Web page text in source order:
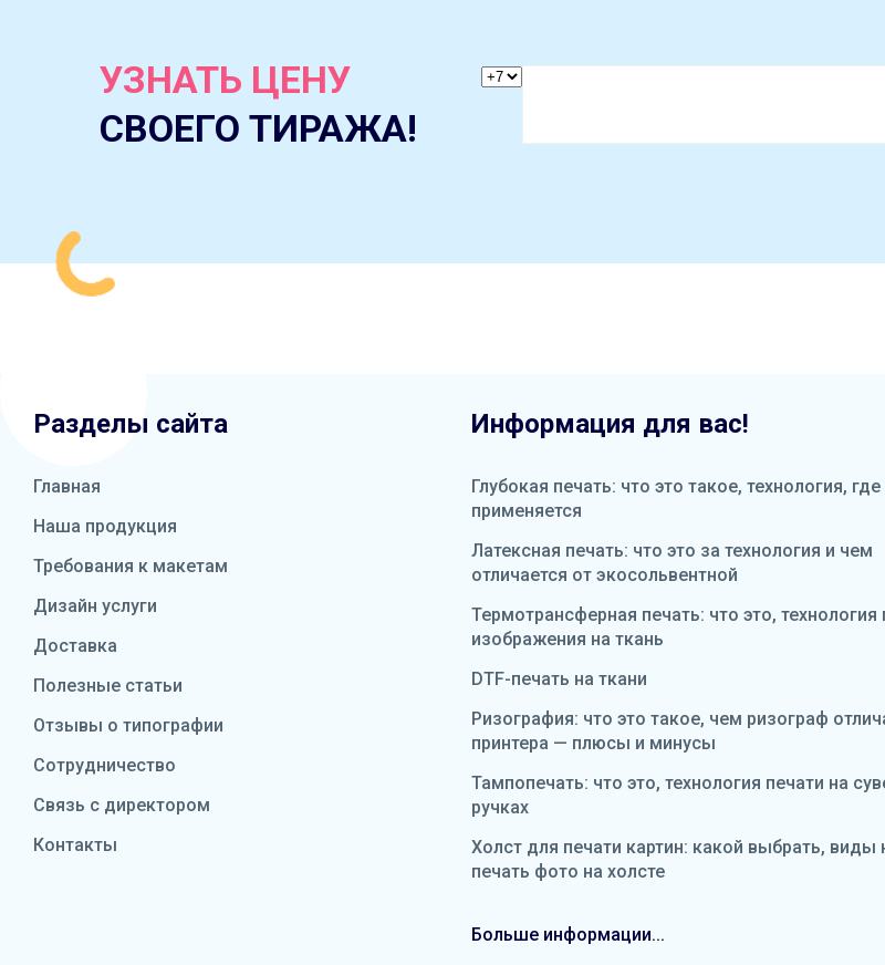
УЗНАТЬ ЦЕНУ
СВОЕГО ТИРАЖА!
Разделы сайта
Главная
Наша продукция
Требования к макетам
Дизайн услуги
Доставка
Полезные статьи
Отзывы о типографии
Сотрудничество
Связь с директором
Контакты
Информация для вас!
Глубокая печать: что это такое, технология, где
применяется
Латексная печать: что это за технология и чем
отличается от экосольвентной
Термотрансферная печать: что это, технология
изображения на ткань
DTF-печать на ткани
Ризография: что это такое, чем ризограф
принтера — плюсы и минусы
Тампопечать: что это, технология печати на
ручках
Холст для печати картин: какой выбрать, виды
печать фото на холсте
Больше информации...